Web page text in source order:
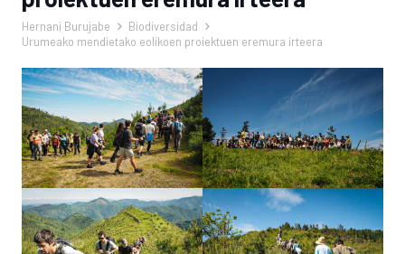
Hernani Burujabe
Biodiversidad
Urumeako mendietako eolikoen proiektuen eremura irteera